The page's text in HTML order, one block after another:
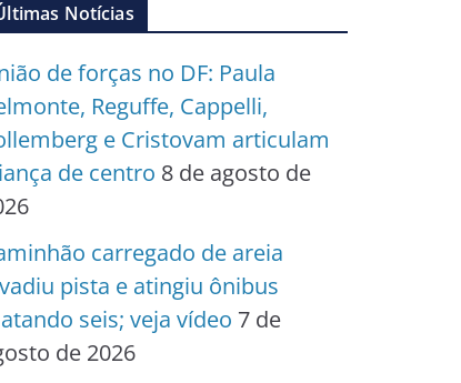
Notícias
de forças no DF: Paula
Reguffe, Cappelli,
e Cristovam articulam
de centro 8 de agosto de
carregado de areia
pista e atingiu ônibus
seis; veja vídeo 7 de
de 2026